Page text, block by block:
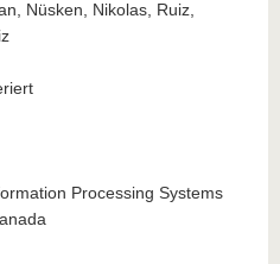
Nüsken, Nikolas, Ruiz,
Processing Systems